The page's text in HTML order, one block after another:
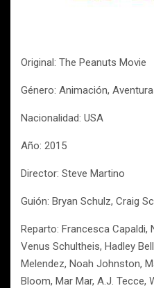
Original: The Peanuts Movie
Género: Animación,
Nacionalidad: USA
Año: 2015
Director: Steve Martino
Guión: Bryan Schulz, Craig
Reparto: Francesca Capaldi,
Venus Schultheis, Hadley
Melendez, Noah Johnston,
Bloom, Mar Mar, A.J. Tecce,